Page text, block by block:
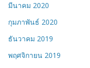
มีนาคม 2020
กุมภาพันธ์ 2020
ธันวาคม 2019
พฤศจิกายน 2019